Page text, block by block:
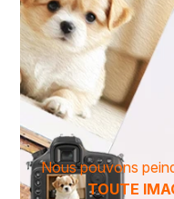
Nous pouvons
TOUTE